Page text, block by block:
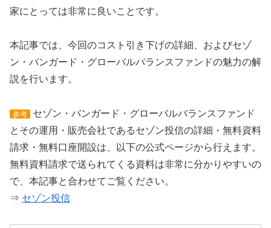
家にとっては非常に良いことです。
本記事では、今回のコスト引き下げの詳細、およびセゾ
ン・バンガード・グローバルバランスファンドの魅力の解
説を行います。
参考
セゾン・バンガード・グローバルバランスファンド
とその運用・販売会社であるセゾン投信の詳細・無料資料
請求・無料口座開設は、以下の公式ページから行えます。
無料資料請求で送られてくる資料は非常に分かりやすいの
で、本記事と合わせてご覧ください。
⇒ セゾン投信